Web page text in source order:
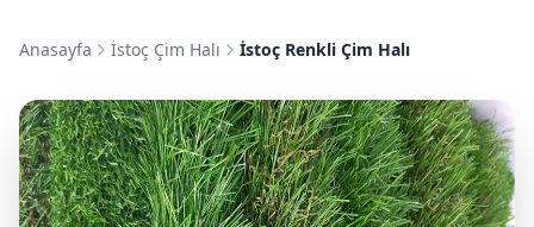
Anasayfa İstoç Çim Halı İstoç Renkli Çim Halı